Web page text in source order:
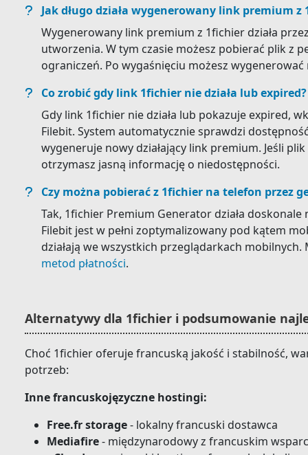
Jak długo działa wygenerowany link premium z
Wygenerowany link premium z 1fichier działa
utworzenia. W tym czasie możesz pobierać plik z
ograniczeń. Po wygaśnięciu możesz
Co zrobić gdy link 1fichier nie działa lub expired?
Gdy link 1fichier nie działa lub pokazuje expired,
Filebit. System automatycznie sprawdzi
wygeneruje nowy działający link premium. Jeśli
otrzymasz jasną informację o niedostępności.
Czy można pobierać z 1fichier na telefon przez
Tak, 1fichier Premium Generator działa
Filebit jest w pełni zoptymalizowany pod kątem
działają we wszystkich przeglądarkach
metod płatności.
Alternatywy dla 1fichier i podsumowanie
Choć 1fichier oferuje francuską jakość i stabilność,
potrzeb:
Inne francuskojęzyczne hostingi:
Free.fr storage- lokalny francuski dostawca
Mediafire- międzynarodowy z francuskim